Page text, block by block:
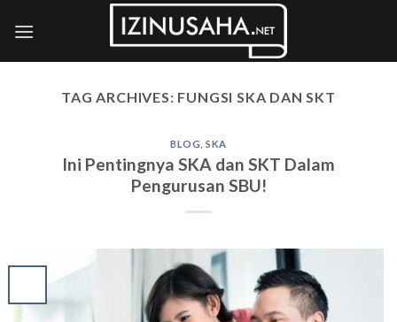
TAG ARCHIVES: FUNGSI SKA DAN SKT
BLOG ,SKA
Ini Pentingnya SKA dan SKT Dalam
Pengurusan SBU!